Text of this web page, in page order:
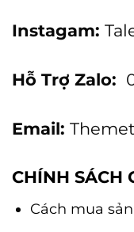
Instagam:
Hỗ Trợ Zalo:
Email:
CHÍNH SÁCH
Cách mua